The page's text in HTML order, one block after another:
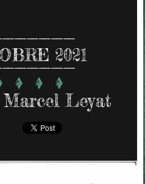
2021
Leyat